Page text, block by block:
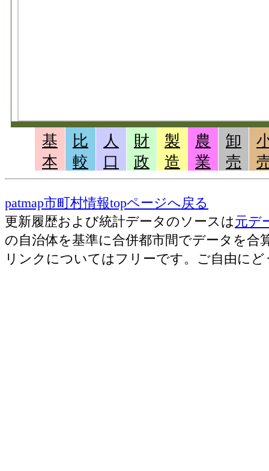
基
本
比
較
人
口
財
政
製
造
農
業
卸
売
patmap市町村情報topページへ戻る
更新履歴および統計データのソースは元デ
の自治体を基準に合併都市間でデータを合
リンクについてはフリーです。ご自由にど